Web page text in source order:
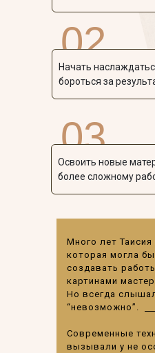
02
Начать
бороться за
03
Много лет
которая могла бы
создавать
картинами
Но всегда
“невозможно”.
Современные
вызывали у не
Освоить новые
более сложному